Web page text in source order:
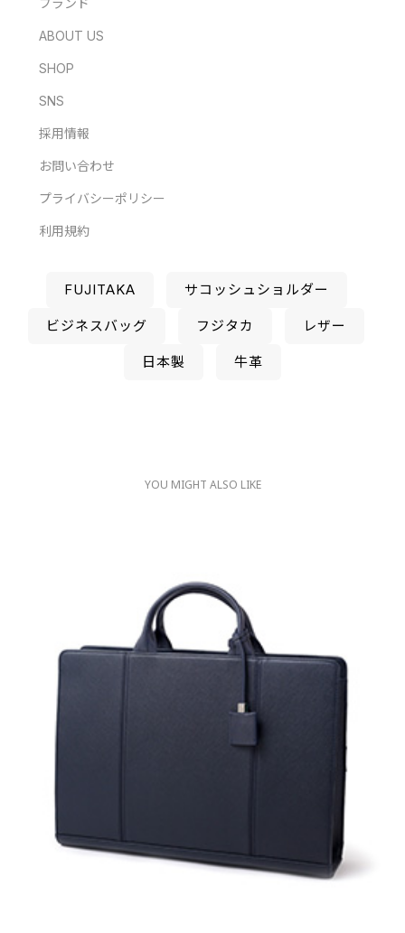
ブランド
ABOUT US
SHOP
SNS
採用情報
お問い合わせ
プライバシーポリシー
利用規約
FUJITAKA サコッシュショルダー
ビジネスバッグ フジタカ レザー
日本製 牛革
YOU MIGHT ALSO LIKE